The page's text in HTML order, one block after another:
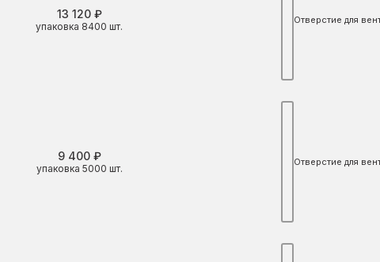
упаковка 8400 шт.
13 120 ₽ Отверстие для
упаковка 5000 шт.
9 400 ₽ Отверстие для